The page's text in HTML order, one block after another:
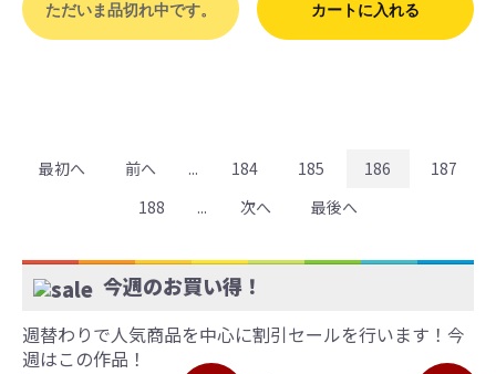
ただいま品切れ中です。 カートに入れる
最初へ 前へ ... 184 185 186
187
188
... 次へ 最後へ
今週のお買い得！
週替わりで人気商品を中心に割引セールを行います！今
週はこの作品！